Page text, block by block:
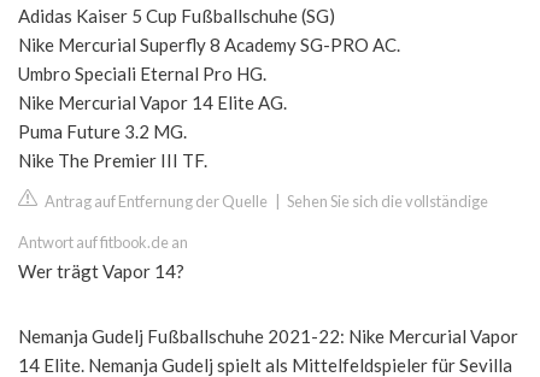
Adidas Kaiser 5 Cup Fußballschuhe (SG)
Nike Mercurial Superfly 8 Academy SG-PRO AC.
Umbro Speciali Eternal Pro HG.
Nike Mercurial Vapor 14 Elite AG.
Puma Future 3.2 MG.
Nike The Premier III TF.
Antrag auf Entfernung der Quelle Sehen Sie sich die vollständige
Antwort auf fitbook.de an
Wer trägt Vapor 14?
Nemanja Gudelj Fußballschuhe 2021-22: Nike Mercurial Vapor
14 Elite. Nemanja Gudelj spielt als Mittelfeldspieler für Sevilla